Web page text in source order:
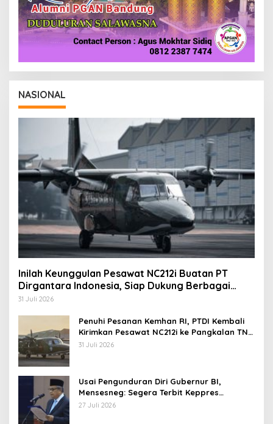
NASIONAL
Inilah Keunggulan Pesawat NC212i Buatan PT
Dirgantara Indonesia, Siap Dukung Berbagai
Operasi TNI
31 Juli 2026
Penuhi Pesanan Kemhan RI, PTDI Kembali
Kirimkan Pesawat NC212i ke Pangkalan TNI
AU
31 Juli 2026
Usai Pengunduran Diri Gubernur BI,
Mensesneg: Segera Terbit Keppres
Pemberhentian dengan Hormat
27 Juli 2026